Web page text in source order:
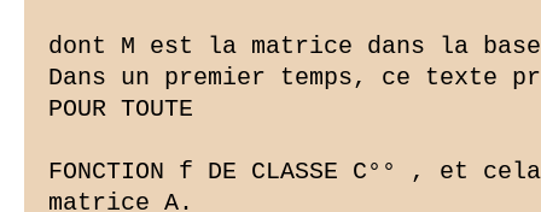
dont M est la matrice dans la
Dans un premier temps, ce texte
POUR TOUTE
FONCTION f DE CLASSE C°° , et
matrice A.